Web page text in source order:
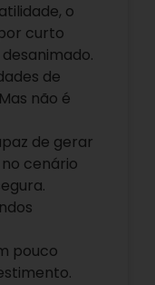
o
curto
de
não é
de gerar
cenário
pouco